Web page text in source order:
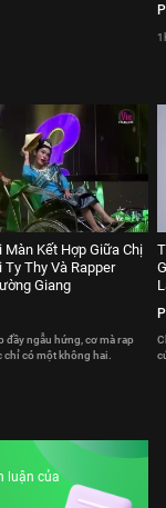
P
Màn Kết Hợp Giữa Chị
Thy Và Rapper
Giang
đầy ngẫu hứng, cơ mà rap
chỉ có một không hai.
P
luận của